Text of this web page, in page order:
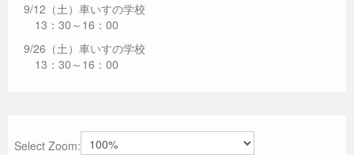
9/12（土）車いすの学校
13：30～16：00
9/26（土）車いすの学校
13：30～16：00
Select Zoom: